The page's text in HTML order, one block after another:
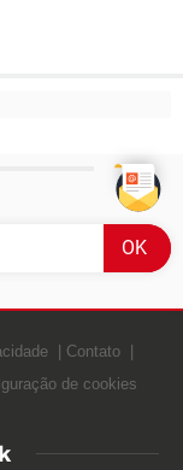
Contato
de cookies